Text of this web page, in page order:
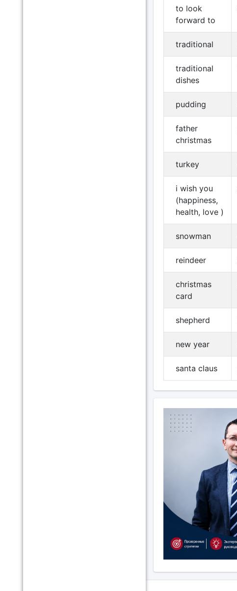
to look
forward to
traditional
traditional
dishes
pudding
father
christmas
turkey
i wish you
(happiness,
health, love )
snowman
reindeer
christmas
card
shepherd
new year
santa claus